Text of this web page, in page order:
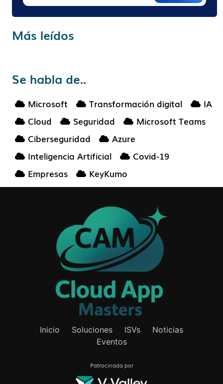
Más leídos
Se habla de..
Microsoft Transformación digital
IA
Cloud
Seguridad
Microsoft Teams
Ciberseguridad
Azure
Inteligencia Artificial
Covid-19
Empresas
KeyKumo
Inicio Soluciones ISVs
Noticias
Eventos
Patrocinada por